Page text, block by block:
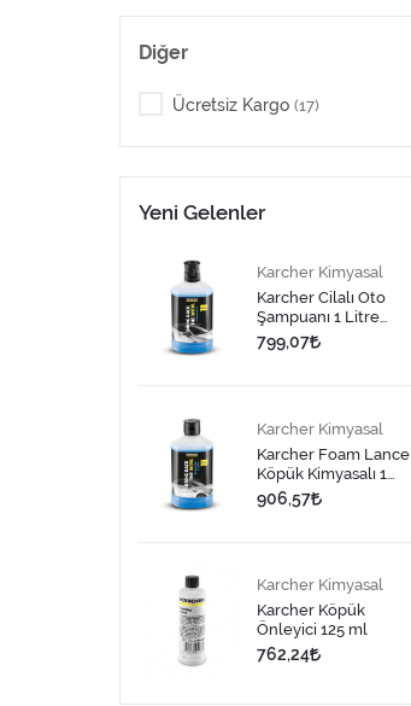
Diğer
Ücretsiz Kargo (17)
Yeni Gelenler
Karcher Kimyasal
Karcher Cilalı Oto
Şampuanı 1 Litre
Kartuş Şişe
799,07
Karcher Kimyasal
Karcher Foam Lance
Köpük Kimyasalı 1
Litre
906,57
Karcher Kimyasal
Karcher Köpük
Önleyici 125 ml
762,24